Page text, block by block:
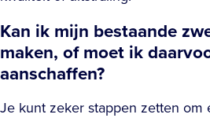
Kan ik mijn bestaande
maken, of moet ik
aanschaffen?
Je kunt zeker stappen zetten om